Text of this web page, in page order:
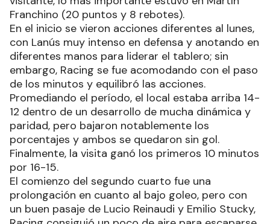
Franchino (20 puntos y 8 rebotes).
En el inicio se vieron acciones diferentes al lunes,
con Lanús muy intenso en defensa y anotando en
diferentes manos para liderar el tablero; sin
embargo, Racing se fue acomodando con el paso
de los minutos y equilibró las acciones.
Promediando el período, el local estaba arriba 14-
12 dentro de un desarrollo de mucha dinámica y
paridad, pero bajaron notablemente los
porcentajes y ambos se quedaron sin gol.
Finalmente, la visita ganó los primeros 10 minutos
por 16-15.
El comienzo del segundo cuarto fue una
prolongación en cuanto al bajo goleo, pero con
un buen pasaje de Lucio Reinaudi y Emilio Stucky,